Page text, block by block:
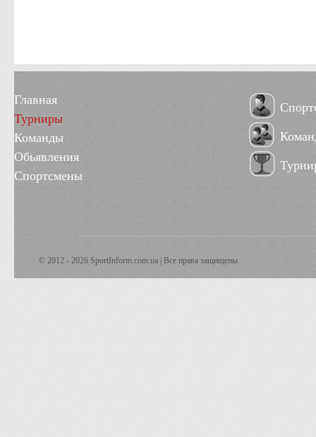
Главная
Турниры
Команды
Обьявления
Спортсмены
© 2012 - 2026 SportInform.com.ua | Все права защищены.